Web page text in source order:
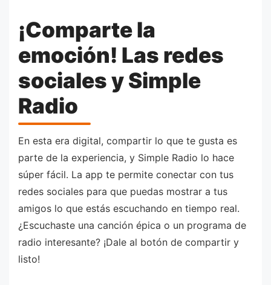
¡Comparte la
emoción! Las redes
sociales y Simple
Radio
En esta era digital, compartir lo que te gusta es
parte de la experiencia, y Simple Radio lo hace
súper fácil. La app te permite conectar con tus
redes sociales para que puedas mostrar a tus
amigos lo que estás escuchando en tiempo real.
¿Escuchaste una canción épica o un programa de
radio interesante? ¡Dale al botón de compartir y
listo!